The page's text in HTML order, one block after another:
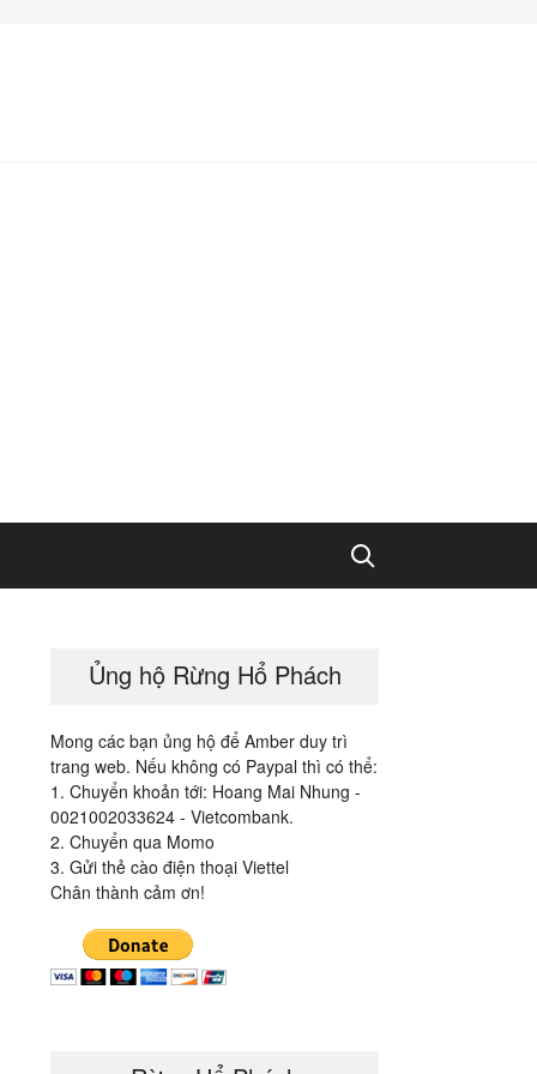
Search
Ủng hộ Rừng Hổ Phách
Mong các bạn ủng hộ để Amber duy trì
trang web. Nếu không có Paypal thì có thể:
1. Chuyển khoản tới: Hoang Mai Nhung -
0021002033624 - Vietcombank.
2. Chuyển qua Momo
3. Gửi thẻ cào điện thoại Viettel
Chân thành cảm ơn!